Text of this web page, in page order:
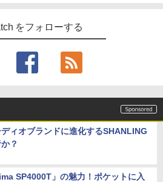
をフォローする
ィオブランドに進化するSHANLING
？
SP4000T」の魅力！ポケットに入